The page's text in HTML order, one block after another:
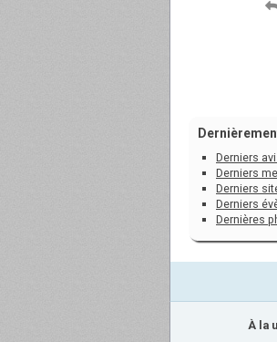
Derniers
Derniers
Derniers
Derniers
Dernières
À la